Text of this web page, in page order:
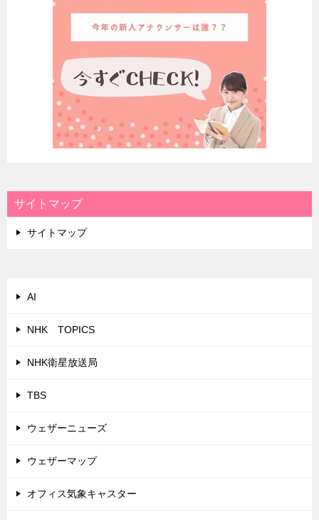
サイトマップ
サイトマップ
AI
NHK TOPICS
NHK衛星放送局
TBS
ウェザーニューズ
ウェザーマップ
オフィス気象キャスター